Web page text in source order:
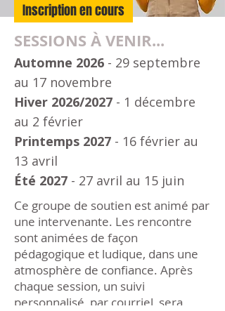
Inscription en cours
SESSIONS À VENIR...
Automne 2026 - 29 septembre
au 17 novembre
Hiver 2026/2027 - 1 décembre
au 2 février
Printemps 2027 - 16 février au
13 avril
Été 2027 - 27 avril au 15 juin
Ce groupe de soutien est animé par
une intervenante. Les rencontre
sont animées de façon
pédagogique et ludique, dans une
atmosphère de confiance. Après
chaque session, un suivi
personnalisé, par courriel, sera